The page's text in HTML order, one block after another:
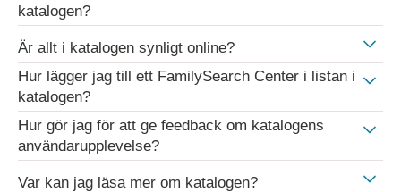
katalogen?
Är allt i katalogen synligt online?
Hur lägger jag till ett FamilySearch Center i listan i
katalogen?
Hur gör jag för att ge feedback om katalogens
användarupplevelse?
Var kan jag läsa mer om katalogen?